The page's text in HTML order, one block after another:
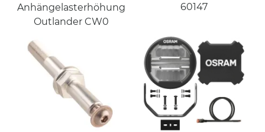
Anhängelasterhöhung
Outlander CW0
60147